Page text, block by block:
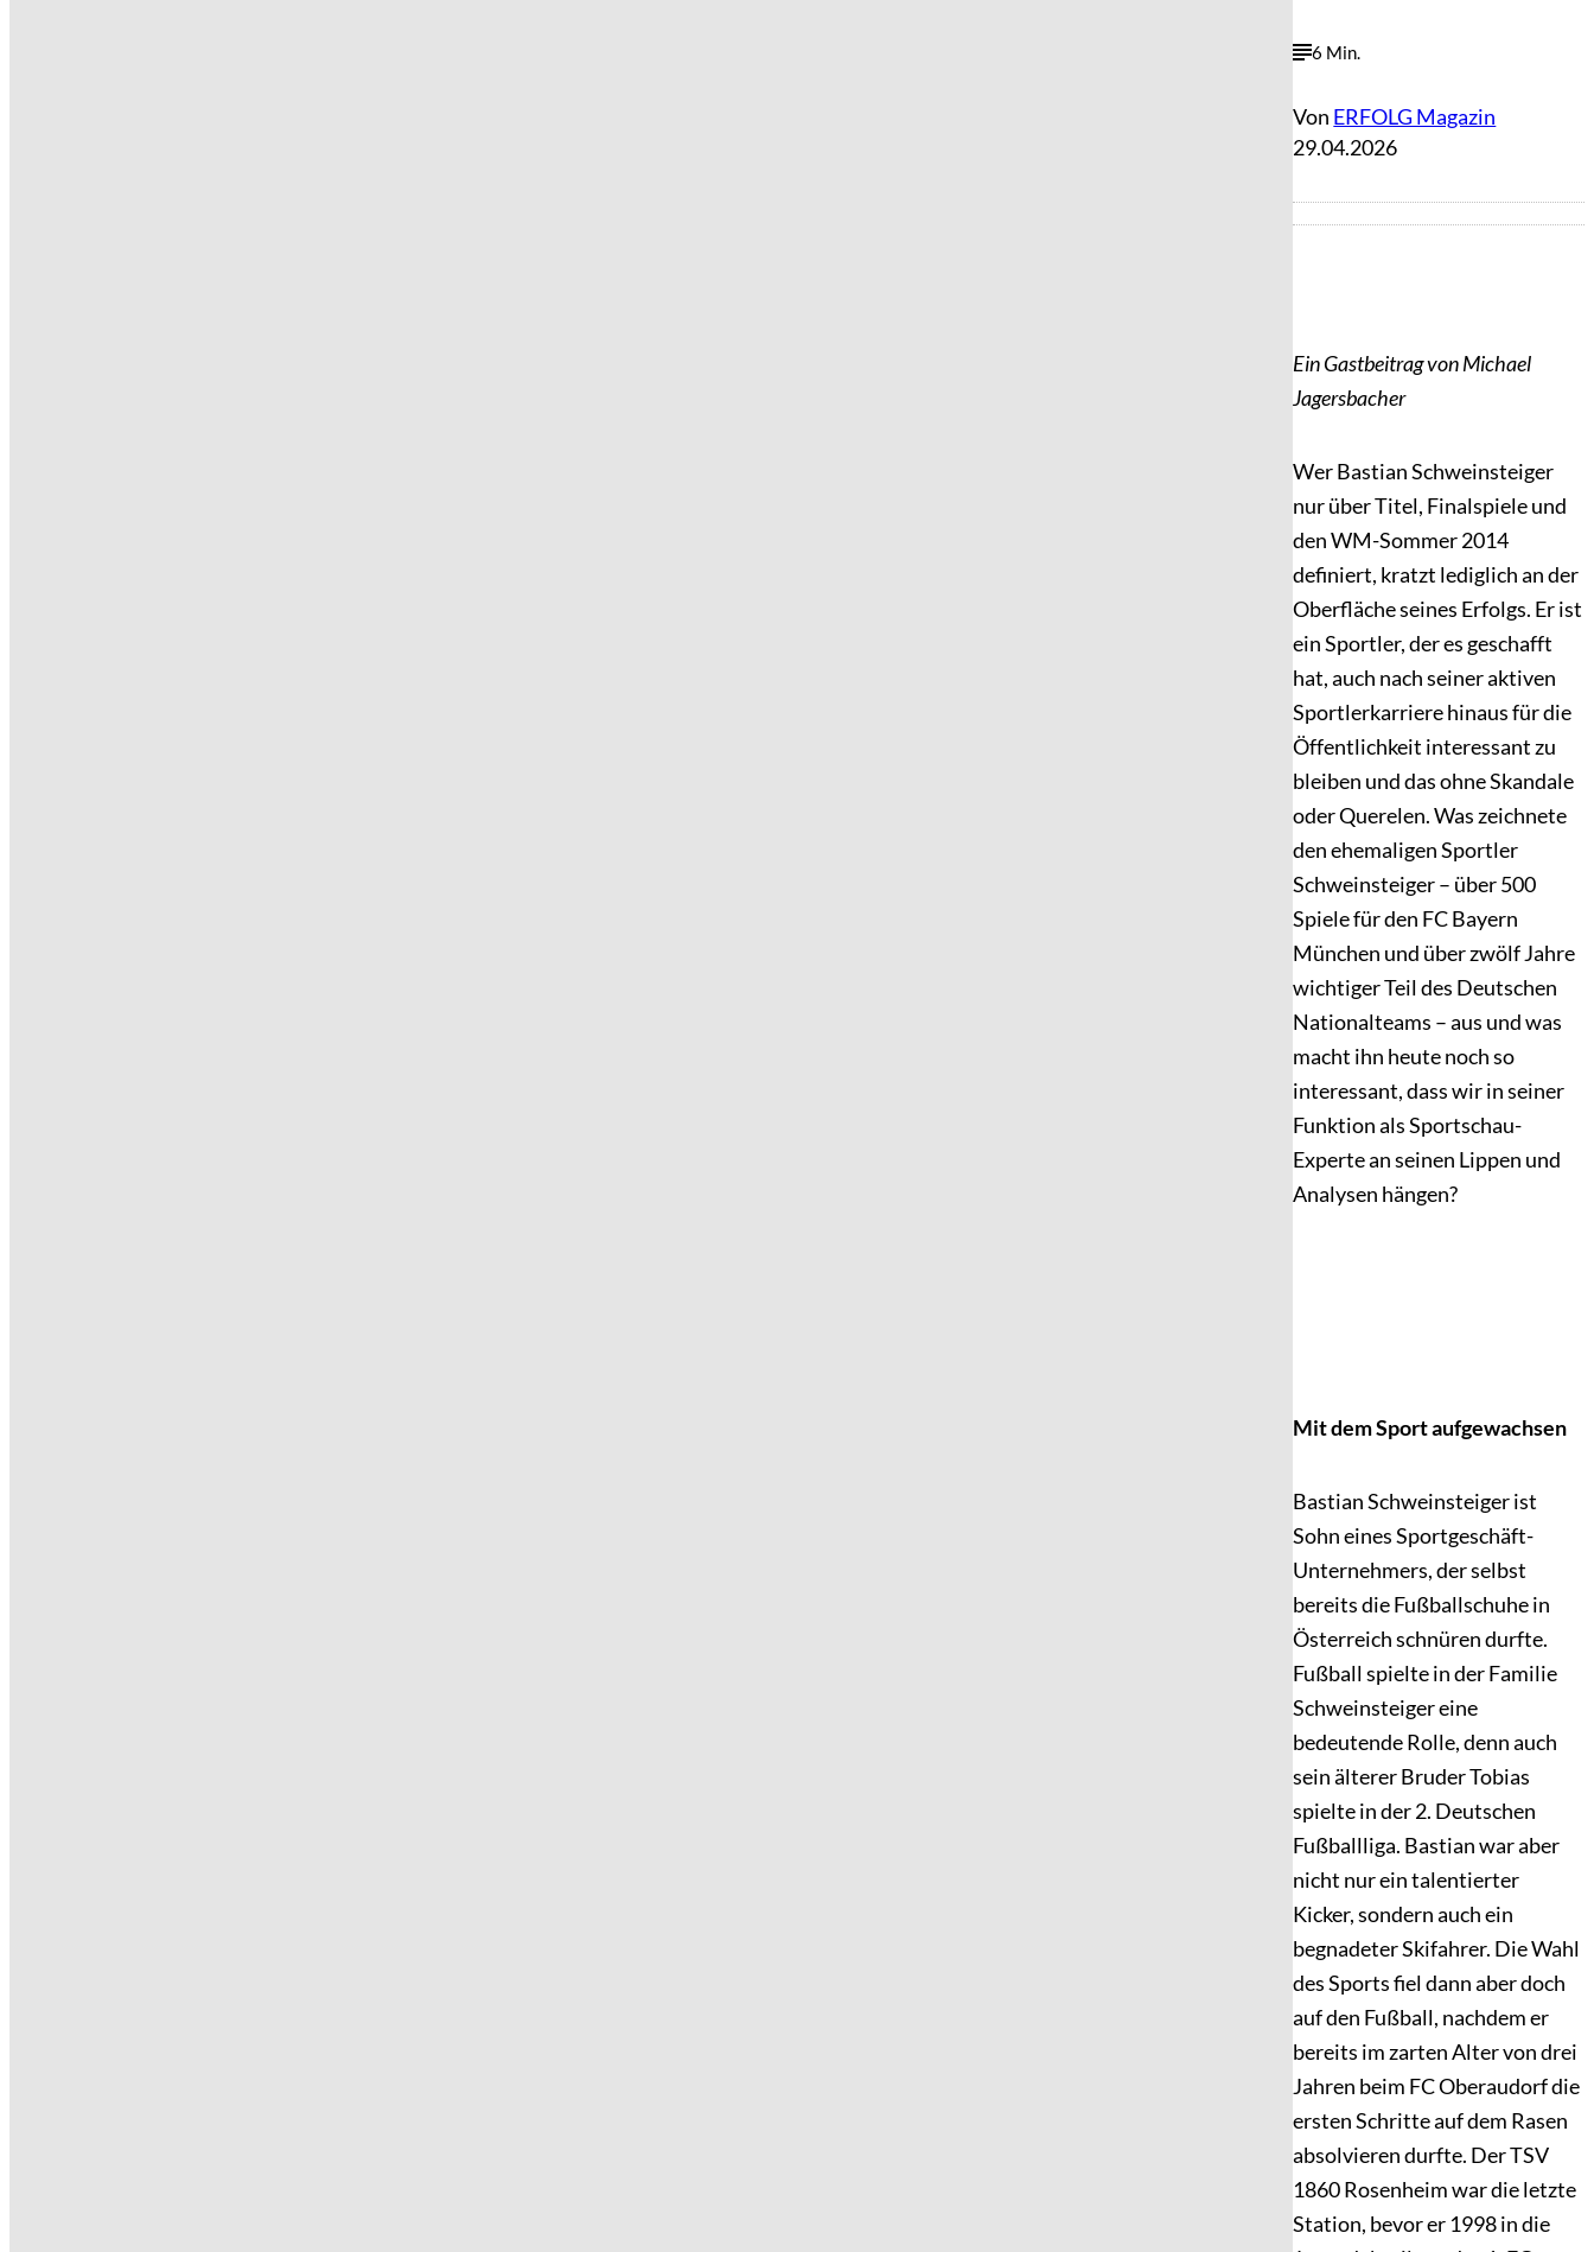
6 Min.
Von ERFOLG Magazin
29.04.2026
Ein Gastbeitrag von Michael
Jagersbacher
Wer Bastian Schweinsteiger
nur über Titel, Finalspiele und
den WM-Sommer 2014
definiert, kratzt lediglich an der
Oberfläche seines Erfolgs. Er ist
ein Sportler, der es geschafft
hat, auch nach seiner aktiven
Sportlerkarriere hinaus für die
Öffentlichkeit interessant zu
bleiben und das ohne Skandale
oder Querelen. Was zeichnete
den ehemaligen Sportler
Schweinsteiger – über 500
Spiele für den FC Bayern
München und über zwölf Jahre
wichtiger Teil des Deutschen
Nationalteams – aus und was
macht ihn heute noch so
interessant, dass wir in seiner
Funktion als Sportschau-
Experte an seinen Lippen und
Analysen hängen?
Mit dem Sport aufgewachsen
Bastian Schweinsteiger ist
Sohn eines Sportgeschäft-
Unternehmers, der selbst
bereits die Fußballschuhe in
Österreich schnüren durfte.
Fußball spielte in der Familie
Schweinsteiger eine
bedeutende Rolle, denn auch
sein älterer Bruder Tobias
spielte in der 2. Deutschen
Fußballliga. Bastian war aber
nicht nur ein talentierter
Kicker, sondern auch ein
begnadeter Skifahrer. Die Wahl
des Sports fiel dann aber doch
auf den Fußball, nachdem er
bereits im zarten Alter von drei
Jahren beim FC Oberaudorf die
ersten Schritte auf dem Rasen
absolvieren durfte. Der TSV
1860 Rosenheim war die letzte
Station, bevor er 1998 in die